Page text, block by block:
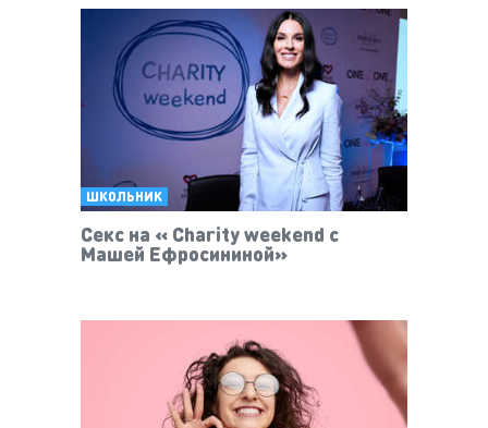
ШКОЛЬНИК
Секс на « Charity weekend c
Машей Ефросининой»